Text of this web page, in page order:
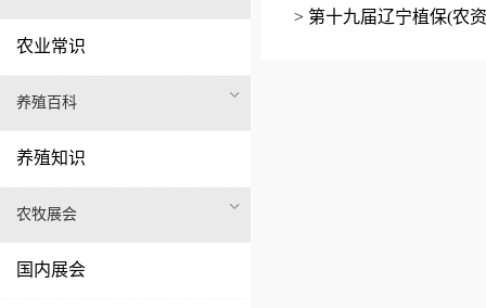
农业常识
养殖百科
养殖知识
农牧展会
国内展会
> 第十九届辽宁植保(农